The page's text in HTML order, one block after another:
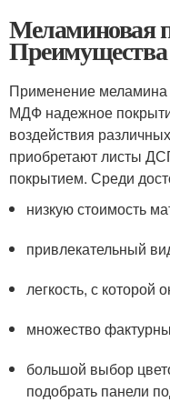
Меламиновая
Преимущества
Применение меламина
МДФ надежное
воздействия
приобретают листы
покрытием. Среди
низкую стоимость
привлекательный
легкость, с которой
множество
большой выбор
подобрать панели